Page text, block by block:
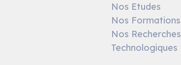
Nos Etudes
Nos Formations
Nos Recherches
Technologiques